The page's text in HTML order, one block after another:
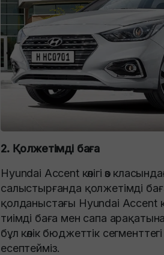
2. Қолжетімді баға
Hyundai Accent көлігі өз
салыстырғанда қолжетімді
қолданыстағы Hyundai Accent
тиімді баға мен сапа
бұл көлік бюджеттік
есептейміз.